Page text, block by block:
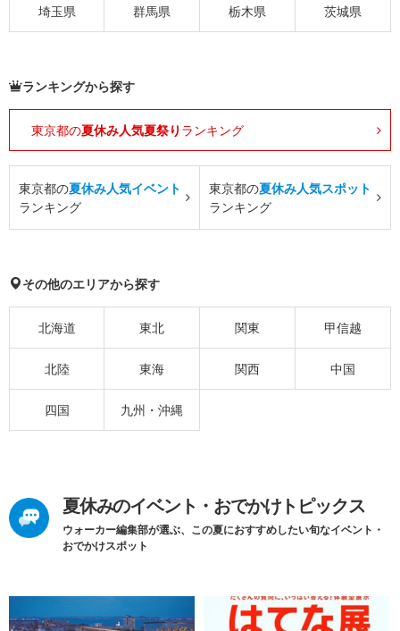
埼玉県 群馬県 栃木県 茨城県
ランキングから探す
東京都の夏休み人気夏祭り ランキング
東京都の夏休み人気イベント
ランキング
東京都の夏休み人気スポット
ランキング
その他のエリアから探す
北海道 東北 関東 甲信越
北陸 東海 関西 中国
四国 九州・沖縄
夏休みのイベント・おでかけトピックス
ウォーカー編集部が選ぶ、この夏におすすめしたい旬なイベント・
おでかけスポット